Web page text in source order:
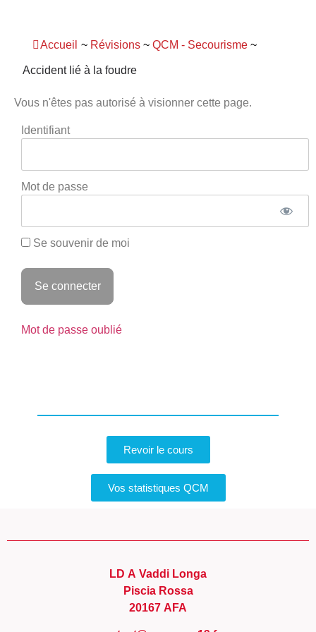
Accueil ~ Révisions ~ QCM - Secourisme ~
Accident lié à la foudre
Vous n'êtes pas autorisé à visionner cette page.
Identifiant
Mot de passe
Se souvenir de moi
Mot de passe oublié
Revoir le cours
Vos statistiques QCM
LD A Vaddi Longa
Piscia Rossa
20167 AFA